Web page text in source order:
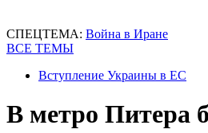
СПЕЦТЕМА: Война в Иране
ВСЕ ТЕМЫ
Вступление Украины в ЕС
В метро Питера